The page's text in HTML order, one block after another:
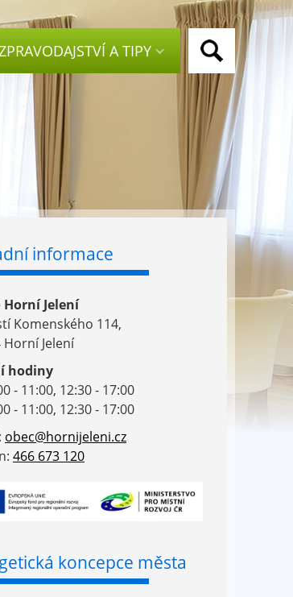
A TIPY
informace
Horní Jelení
Komenského 114,
Horní Jelení
hodiny
- 11:00, 12:30 - 17:00
- 11:00, 12:30 - 17:00
obec@hornijeleni.cz
466 673 120
koncepce města